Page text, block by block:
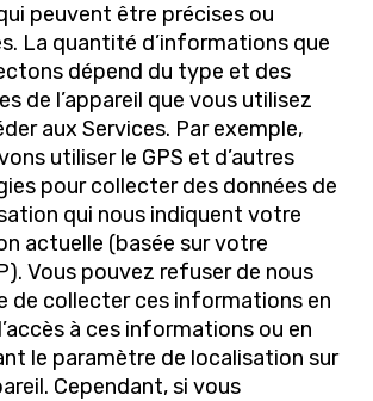
peuvent être précises ou
La quantité d’informations que
dépend du type et des
de l’appareil que vous utilisez
aux Services. Par exemple,
utiliser le GPS et d’autres
pour collecter des données de
qui nous indiquent votre
actuelle (basée sur votre
Vous pouvez refuser de nous
de collecter ces informations en
à ces informations ou en
le paramètre de localisation sur
Cependant, si vous